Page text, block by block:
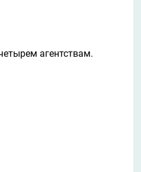
агентствам.